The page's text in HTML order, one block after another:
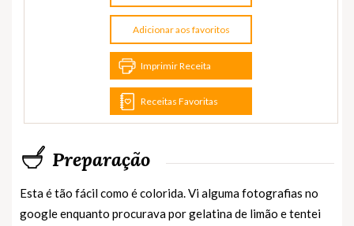
Adicionar aos favoritos
Imprimir Receita
Receitas Favoritas
Preparação
Esta é tão fácil como é colorida. Vi alguma fotografias no
google enquanto procurava por gelatina de limão e tentei